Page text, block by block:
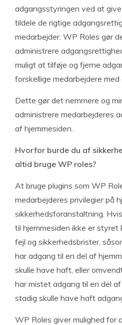
adgangsstyringen ved at
tildele de rigtige
medarbejder. WP Roles gør
administrere
muligt at tilføje og fjerne
forskellige medarbejdere med
Dette gør det nemmere og
administrere medarbejderes
af hjemmesiden.
Hvorfor burde du af
altid bruge WP roles?
At bruge plugins som WP
medarbejderes privilegier på
sikkerhedsforanstaltning.
til hjemmesiden ikke er styret
fejl og sikkerhedsbrister,
har adgang til en del af
skulle have haft, eller
har mistet adgang til en del
stadig skulle have haft
WP Roles giver mulighed for